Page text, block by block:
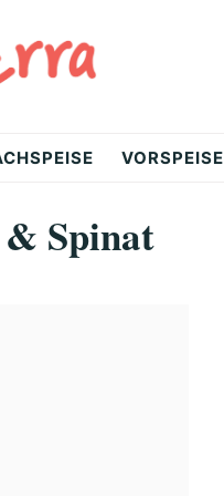
VORSPEISE
Spinat